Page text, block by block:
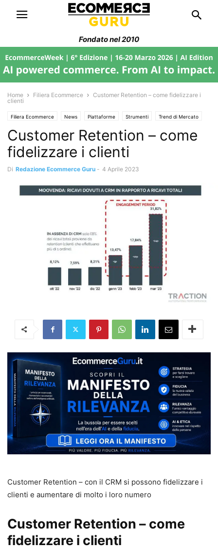
Fondato nel 2010
Home Filiera Ecommerce
Customer Retention – come fidelizzare i
clienti
Filiera Ecommerce News Piattaforme Strumenti Trend di Mercato
Customer Retention – come
fidelizzare i clienti
Di Redazione Ecommerce Guru - 4 Aprile 2023
Customer Retention – con il CRM si possono fidelizzare i
clienti e aumentare di molto i loro numero
Customer Retention – come
fidelizzare i clienti